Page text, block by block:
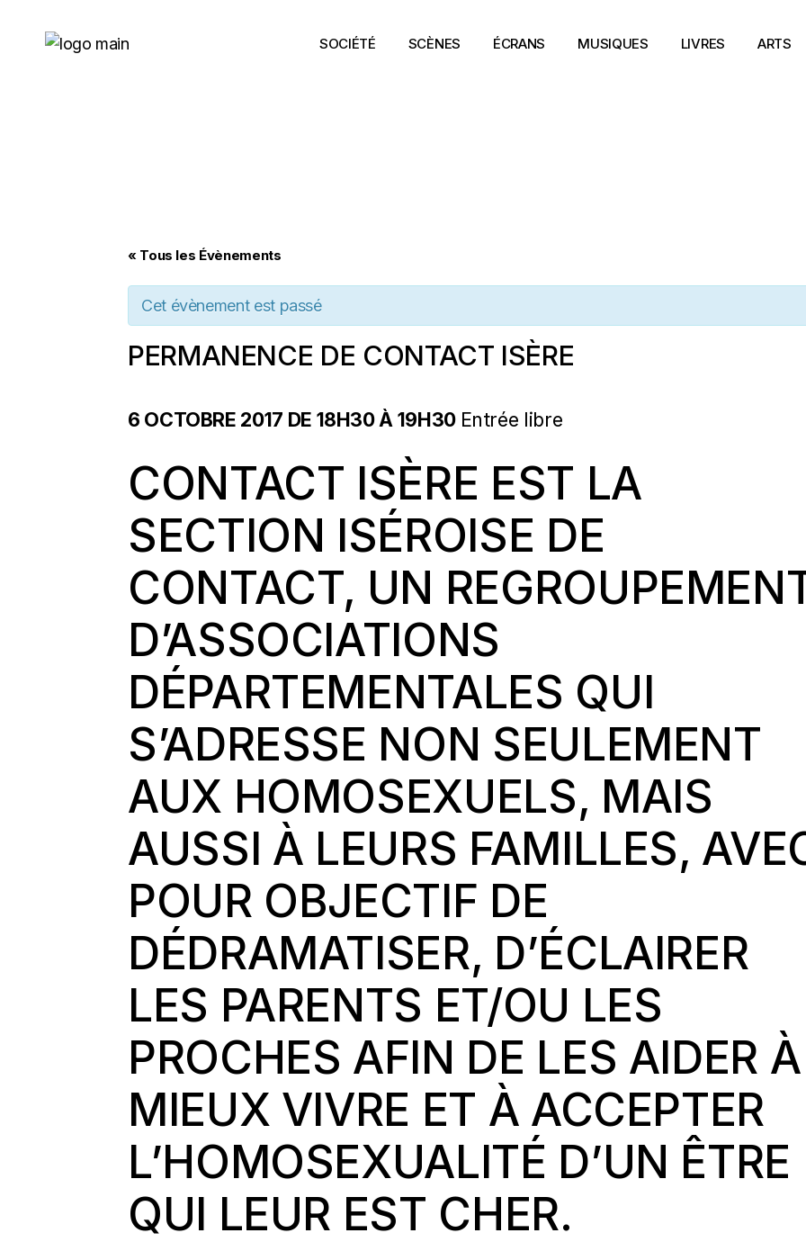
SOCIÉTÉ SCÈNES ÉCRANS MUSIQUES LIVRES ARTS
« Tous les Évènements
Cet évènement est passé
PERMANENCE DE CONTACT ISÈRE
6 OCTOBRE 2017 DE 18H30À 19H30 Entrée libre
CONTACT ISÈRE EST LA
SECTION ISÉROISE DE
CONTACT, UN
D’ASSOCIATIONS
DÉPARTEMENTALES QUI
S’ADRESSE NON SEULEMENT
AUX HOMOSEXUELS, MAIS
AUSSI À LEURS FAMILLES,
POUR OBJECTIF DE
DÉDRAMATISER, D’ÉCLAIRER
LES PARENTS ET/OU LES
PROCHES AFIN DE LES AIDER À
MIEUX VIVRE ET À ACCEPTER
L’HOMOSEXUALITÉ D’UN ÊTRE
QUI LEUR EST CHER.